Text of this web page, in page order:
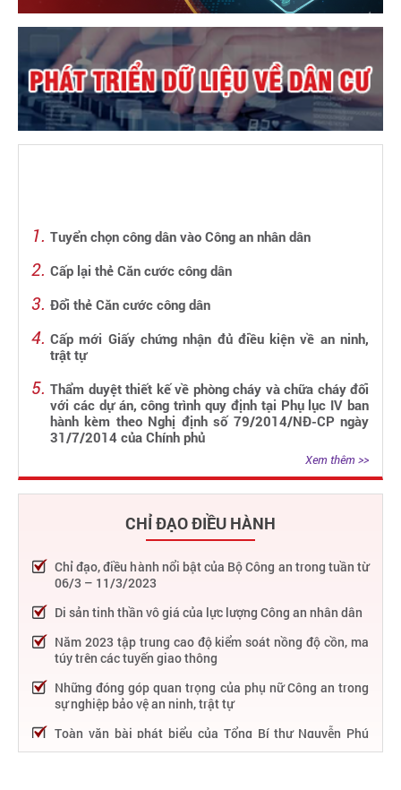
Tuyển chọn công dân vào Công an nhân dân
Cấp lại thẻ Căn cước công dân
Đổi thẻ Căn cước công dân
Cấp mới Giấy chứng nhận đủ điều kiện về an ninh,
trật tự
Thẩm duyệt thiết kế về phòng cháy và chữa cháy đối
với các dự án, công trình quy định tại Phụ lục IV ban
hành kèm theo Nghị định số 79/2014/NĐ-CP ngày
31/7/2014 của Chính phủ
Xem thêm >>
CHỈ ĐẠO ĐIỀU HÀNH
Chỉ đạo, điều hành nổi bật của Bộ Công an trong tuần từ
06/3 – 11/3/2023
Di sản tinh thần vô giá của lực lượng Công an nhân dân
Năm 2023 tập trung cao độ kiểm soát nồng độ cồn, ma
túy trên các tuyến giao thông
Những đóng góp quan trọng của phụ nữ Công an trong
sự nghiệp bảo vệ an ninh, trật tự
Toàn văn bài phát biểu của Tổng Bí thư Nguyễn Phú
Trọng tại Lễ kỷ niệm 75 năm Công an nhân dân học tập,